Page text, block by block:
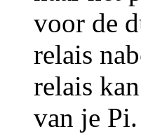
voor de
relais
relais
van je Pi.